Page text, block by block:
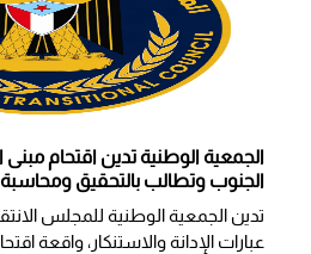
الجمعية الوطنية تدين اقتحام مبنى
الجنوب وتطالب بالتحقيق
تدين الجمعية الوطنية للمجلس
عبارات الإدانة والاستنكار، واقعة